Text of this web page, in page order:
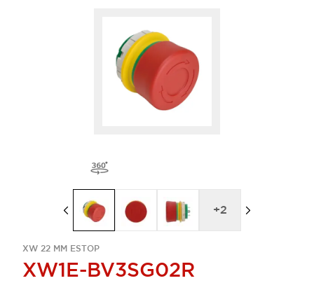
XW 22 MM ESTOP
XW1E-BV3SG02R
+2